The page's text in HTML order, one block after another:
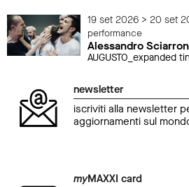
19 set 2026 > 20 set
performance
Alessandro
AUGUSTO_expanded
newsletter
iscriviti alla newsletter
aggiornamenti sul
myMAXXI card